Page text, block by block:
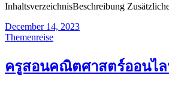
InhaltsverzeichnisBeschreibung
December 14, 2023
Themenreise
ครูสอนคณิตศาสตร์ออนไ